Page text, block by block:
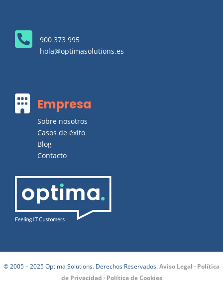

900 373 995
hola@optimasolutions.es
 Empresa
Sobre nosotros
Casos de éxito
Blog
Contacto
© 2005 – 2025 Optima Solutions. Derechos Reservados.Aviso Legal · Política
de Privacidad · Política de Cookies